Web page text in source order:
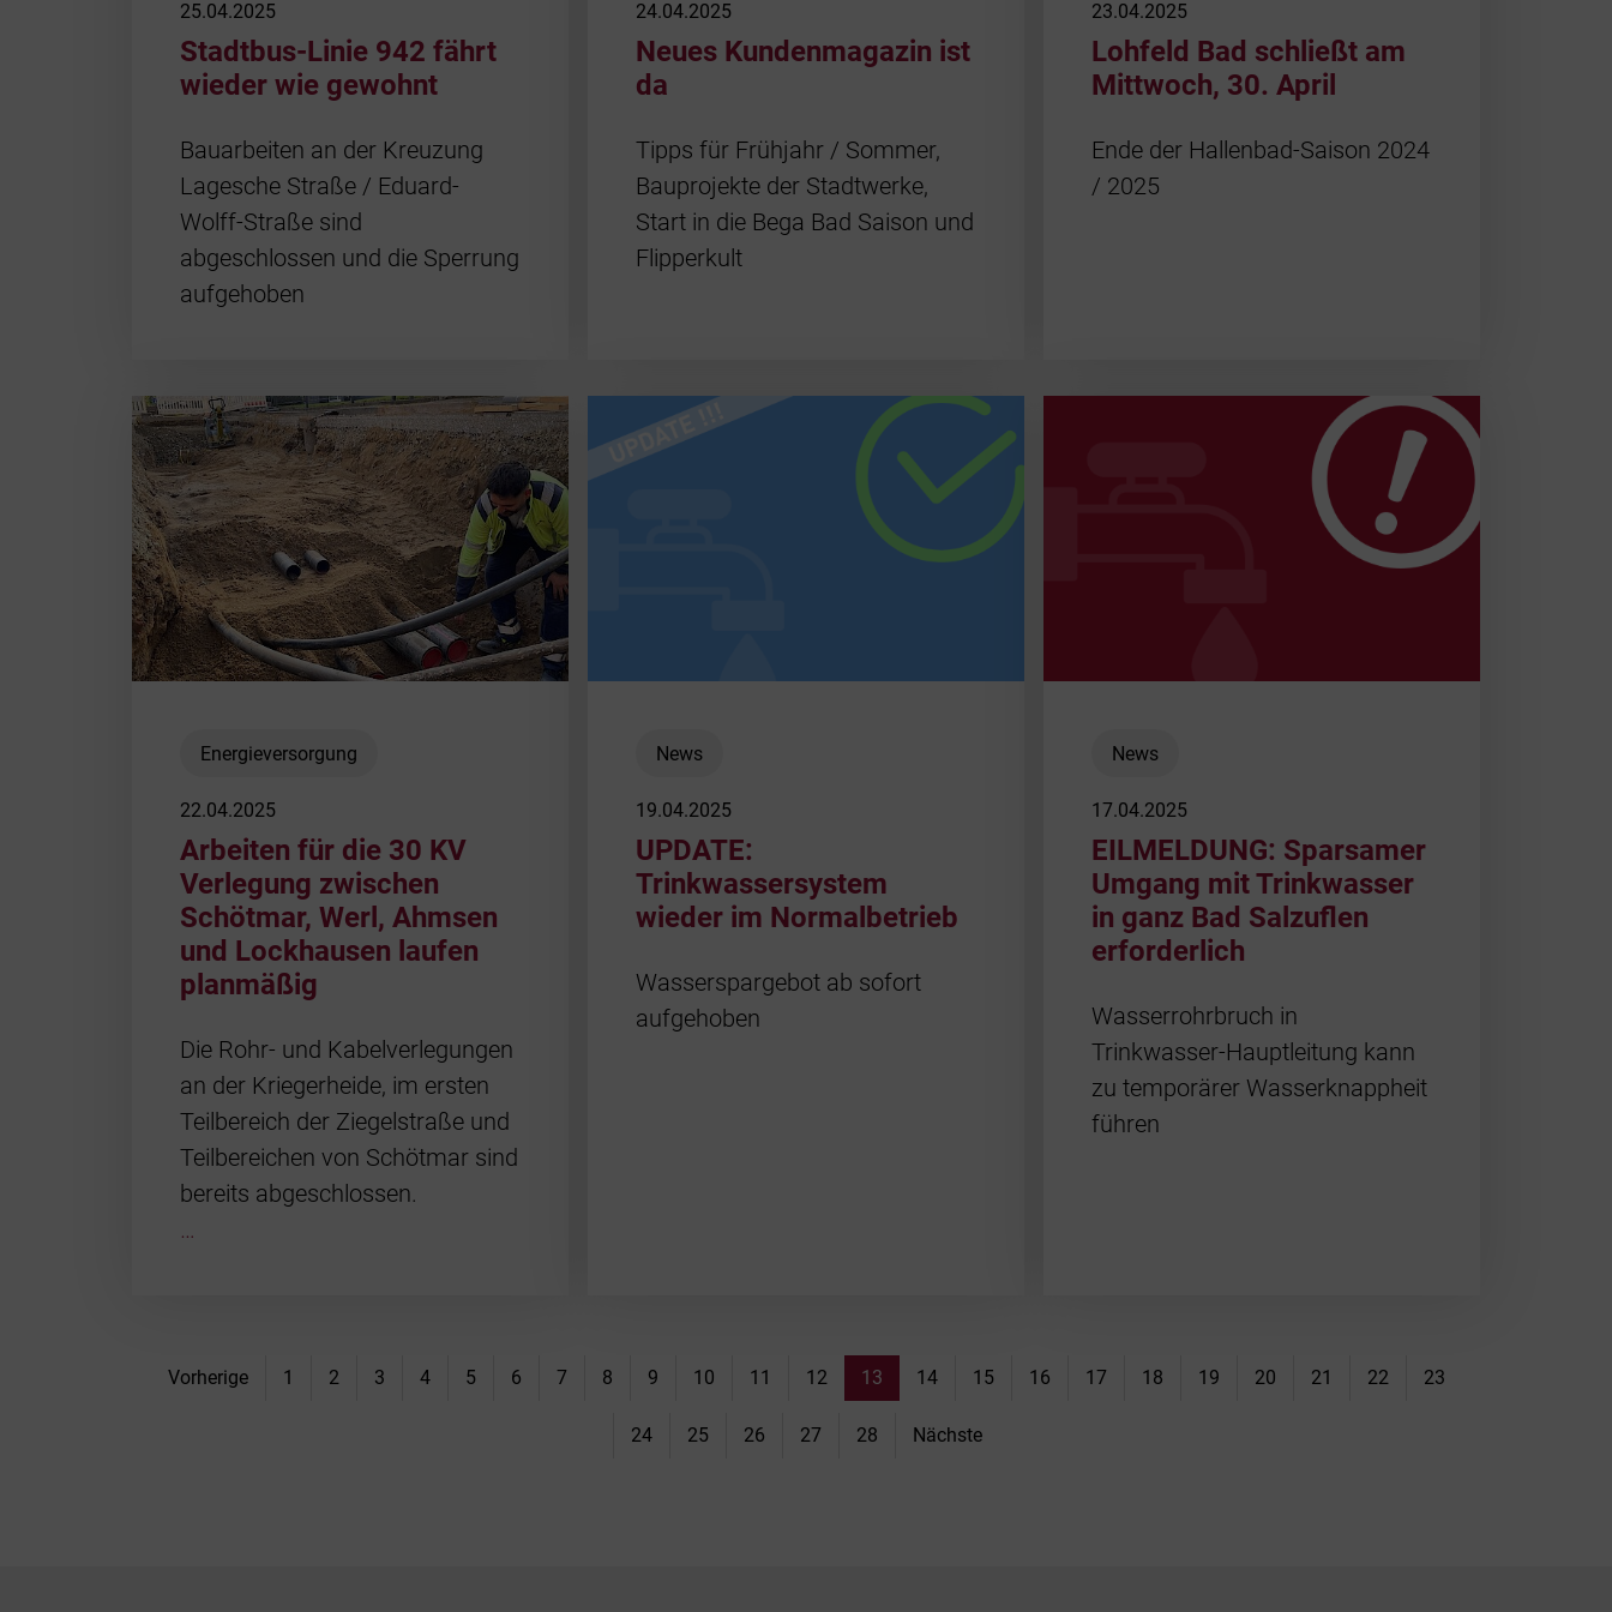
25.04.2025
Stadtbus-Linie 942 fährt
wieder wie gewohnt
Bauarbeiten an der Kreuzung
Lagesche Straße / Eduard-
Wolff-Straße sind
abgeschlossen und die Sperrung
aufgehoben
24.04.2025
Neues Kundenmagazin ist
da
Tipps für Frühjahr / Sommer,
Bauprojekte der Stadtwerke,
Start in die Bega Bad Saison und
Flipperkult
23.04.2025
Lohfeld Bad schließt am
Mittwoch, 30. April
Ende der Hallenbad-Saison 2024
/ 2025
Energieversorgung
22.04.2025
Arbeiten für die 30 KV
Verlegung zwischen
Schötmar, Werl, Ahmsen
und Lockhausen laufen
planmäßig
Die Rohr- und Kabelverlegungen
an der Kriegerheide, im ersten
Teilbereich der Ziegelstraße und
Teilbereichen von Schötmar sind
bereits abgeschlossen.
…
News
19.04.2025
UPDATE:
Trinkwassersystem
wieder im Normalbetrieb
Wasserspargebot ab sofort
aufgehoben
News
17.04.2025
EILMELDUNG: Sparsamer
Umgang mit Trinkwasser
in ganz Bad Salzuflen
erforderlich
Wasserrohrbruch in
Trinkwasser-Hauptleitung kann
zu temporärer Wasserknappheit
führen
Vorherige 1 2 3 4 5 6 7 8 9 10 11 12 13 14 15 16 17 18 19 20 21 22 23
24 25 26 27 28 Nächste